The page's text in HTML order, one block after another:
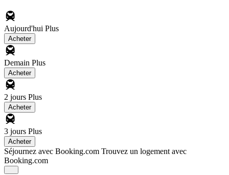
Aujourd'hui Plus
Acheter
Demain Plus
Acheter
2 jours Plus
Acheter
3 jours Plus
Acheter
Séjournez avec Booking.com Trouvez un logement avec
Booking.com